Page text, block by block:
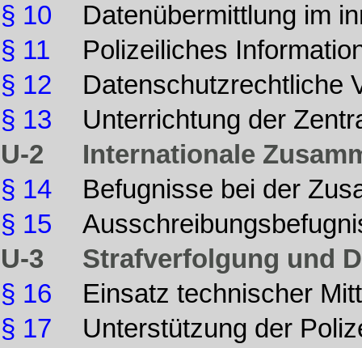
§ 10
§ 11
§ 12
§ 13
U-2
§ 14
§ 15
U-3
§ 16
§ 17
Datenübermittlung im
Polizeiliches
Datenschutzrechtliche
Unterrichtung der
Internationale
Befugnisse bei der
Strafverfolgung und
Einsatz technischer
Unterstützung der